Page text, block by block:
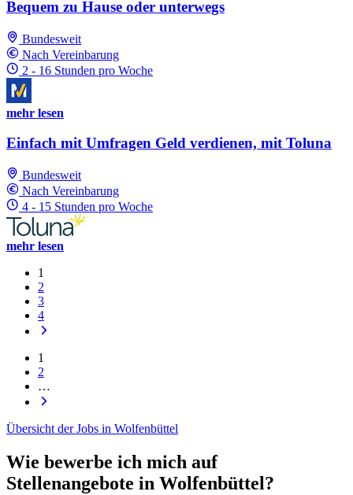
Bequem zu Hause oder unterwegs
Bundesweit
Nach Vereinbarung
2 - 16 Stunden pro Woche
mehr lesen
Einfach mit Umfragen Geld verdienen, mit Toluna
Bundesweit
Nach Vereinbarung
4 - 15 Stunden pro Woche
mehr lesen
1
2
3
4
1
2
…
Übersicht der Jobs in Wolfenbüttel
Wie bewerbe ich mich auf
Stellenangebote in Wolfenbüttel?